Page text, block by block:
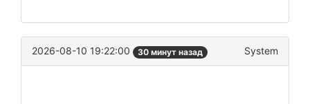
2026-08-10 19:22:00 30 минут назад System